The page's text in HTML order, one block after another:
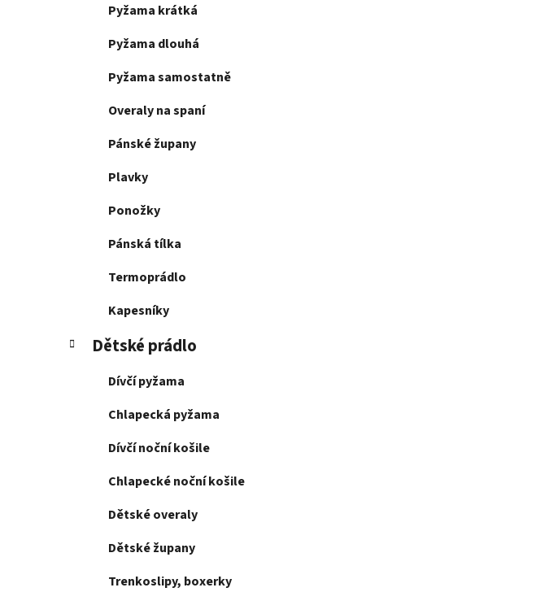
Pyžama krátká
Pyžama dlouhá
Pyžama samostatně
Overaly na spaní
Pánské župany
Plavky
Ponožky
Pánská tílka
Termoprádlo
Kapesníky
Dětské prádlo
Dívčí pyžama
Chlapecká pyžama
Dívčí noční košile
Chlapecké noční košile
Dětské overaly
Dětské župany
Trenkoslipy, boxerky